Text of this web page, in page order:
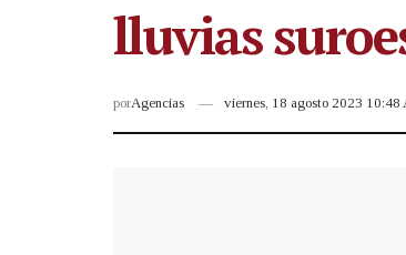
lluvias
porAgencias viernes, 18 agosto 2023 10:48